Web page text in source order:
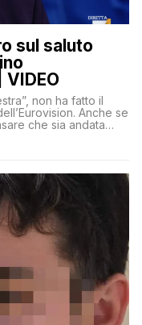
sul saluto
non ha fatto il
Anche se
che sia andata